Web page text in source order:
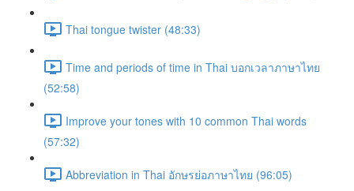
Thai tongue twister (48:33)
Time and periods of time in Thai บอกเวลาภาษาไทย
(52:58)
Improve your tones with 10 common Thai words
(57:32)
Abbreviation in Thai อักษรย่อภาษาไทย (96:05)